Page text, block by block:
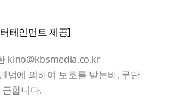
테인먼트 제공]
kino@kbsmedia.co.kr
법에 의하여 보호를 받는바, 무단
합니다.